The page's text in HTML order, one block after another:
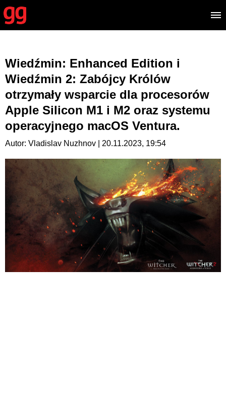
Wiedźmin: Enhanced Edition i
Wiedźmin 2: Zabójcy Królów
otrzymały wsparcie dla procesorów
Apple Silicon M1 i M2 oraz systemu
operacyjnego macOS Ventura.
Autor: Vladislav Nuzhnov | 20.11.2023, 19:54